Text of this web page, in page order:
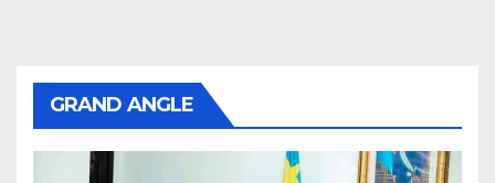
GRAND ANGLE